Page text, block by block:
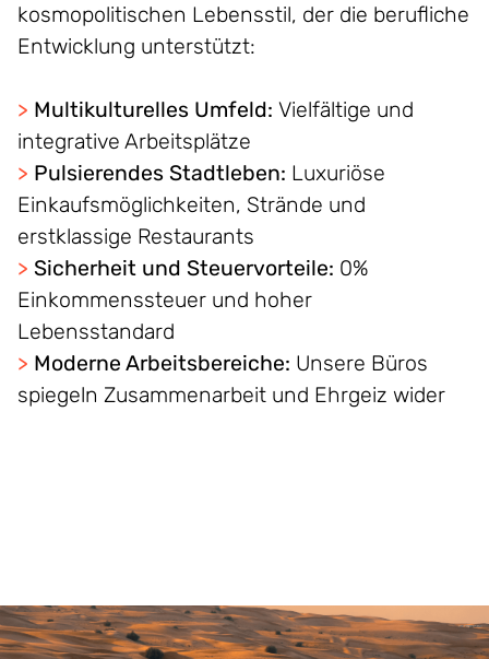
kosmopolitischen Lebensstil, der die berufliche
Entwicklung unterstützt:
> Multikulturelles Umfeld: Vielfältige und
integrative Arbeitsplätze
> Pulsierendes Stadtleben: Luxuriöse
Einkaufsmöglichkeiten, Strände und
erstklassige Restaurants
> Sicherheit und Steuervorteile: 0%
Einkommenssteuer und hoher
Lebensstandard
> Moderne Arbeitsbereiche: Unsere Büros
spiegeln Zusammenarbeit und Ehrgeiz wider